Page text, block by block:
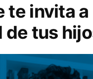
te invita
tus